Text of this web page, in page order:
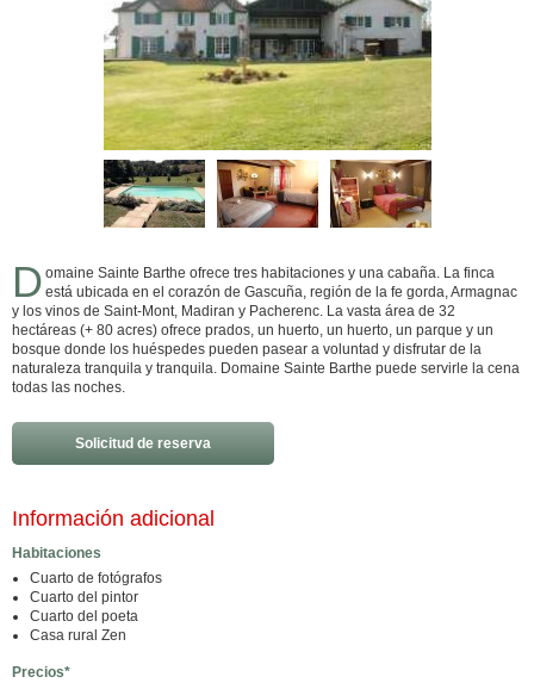
D omaine Sainte Barthe ofrece tres habitaciones y una cabaña. La finca
está ubicada en el corazón de Gascuña, región de la fe gorda, Armagnac
y los vinos de Saint-Mont, Madiran y Pacherenc. La vasta área de 32
hectáreas (+ 80 acres) ofrece prados, un huerto, un huerto, un parque y un
bosque donde los huéspedes pueden pasear a voluntad y disfrutar de la
naturaleza tranquila y tranquila. Domaine Sainte Barthe puede servirle la cena
todas las noches.
Solicitud de reserva
Información adicional
Habitaciones
Cuarto de fotógrafos
Cuarto del pintor
Cuarto del poeta
Casa rural Zen
Precios*